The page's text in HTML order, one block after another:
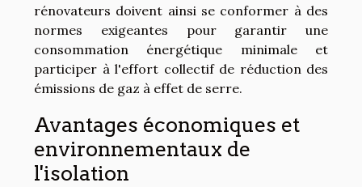
rénovateurs doivent ainsi se conformer à des
normes exigeantes pour garantir une
consommation énergétique minimale et
participer à l'effort collectif de réduction des
émissions de gaz à effet de serre.
Avantages économiques et
environnementaux de
l'isolation